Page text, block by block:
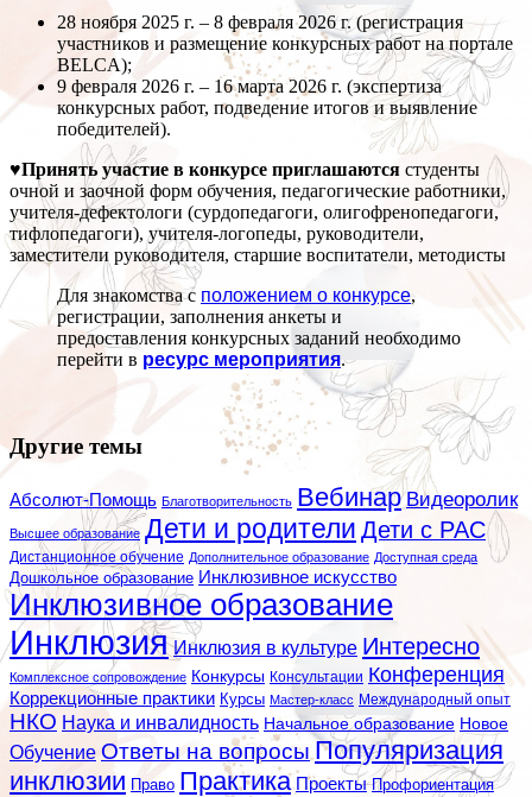
28 ноября 2025 г. – 8 февраля 2026 г. (регистрация
участников и размещение конкурсных работ на портале
BELCA);
9 февраля 2026 г. – 16 марта 2026 г. (экспертиза
конкурсных работ, подведение итогов и выявление
победителей).
♥Принять участие в конкурсе приглашаются студенты
очной и заочной форм обучения, педагогические работники,
учителя-дефектологи (сурдопедагоги, олигофренопедагоги,
тифлопедагоги), учителя-логопеды, руководители,
заместители руководителя, старшие воспитатели, методисты
Для знакомства с положением о конкурсе,
регистрации, заполнения анкеты и
предоставления конкурсных заданий необходимо
перейти в ресурс мероприятия.
Другие темы
Абсолют-Помощь Благотворительность Вебинар Видеоролик
Высшее образование Дети и родители Дети с РАС
Дистанционное обучение Дополнительное образование Доступная среда
Дошкольное образование Инклюзивное искусство
Инклюзивное образование
Инклюзия Инклюзия в культуре Интересно
Комплексное сопровождение Конкурсы Консультации Конференция
Коррекционные практики Курсы Мастер-класс Международный опыт
НКО Наука и инвалидность Начальное образование Новое
Обучение Ответы на вопросы Популяризация
инклюзии Право Практика Проекты Профориентация